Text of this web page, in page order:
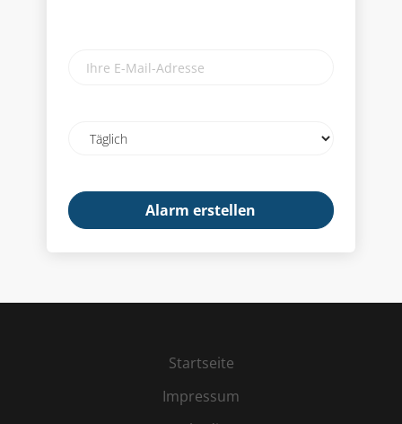
frequency
Startseite
Impressum